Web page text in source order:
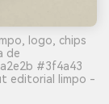
logo, chips
de
#3f4a43
editorial limpo -